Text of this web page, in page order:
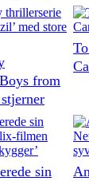
from
sin